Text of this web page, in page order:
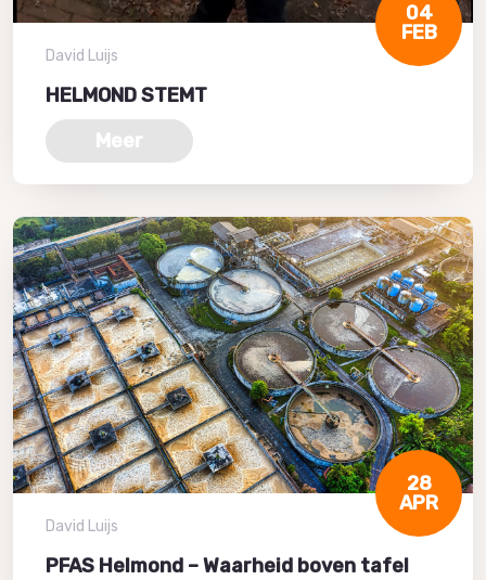
04
FEB
David Luijs
HELMOND STEMT
Meer
28
APR
David Luijs
PFAS Helmond – Waarheid boven tafel